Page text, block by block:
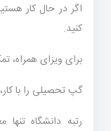
اگر در حال کار
کنید.
برای ویزای همراه،
گپ تحصیلی را با